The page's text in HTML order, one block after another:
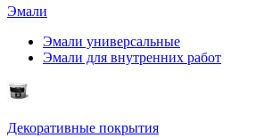
Эмали
Эмали универсальные
Эмали для внутренних работ
Декоративные покрытия